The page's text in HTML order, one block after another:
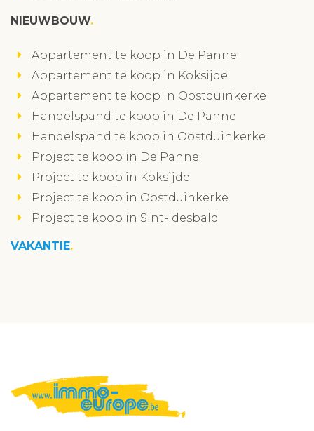
NIEUWBOUW
Appartement te koop in De Panne
Appartement te koop in Koksijde
Appartement te koop in Oostduinkerke
Handelspand te koop in De Panne
Handelspand te koop in Oostduinkerke
Project te koop in De Panne
Project te koop in Koksijde
Project te koop in Oostduinkerke
Project te koop in Sint-Idesbald
VAKANTIE